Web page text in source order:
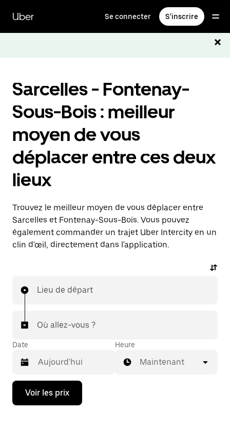
contenu
principal
Uber Se connecter S'inscrire
Sarcelles - Fontenay-
Sous-Bois : meilleur
moyen de vous
déplacer entre ces deux
lieux
Trouvez le meilleur moyen de vous déplacer entre
Sarcelles et Fontenay-Sous-Bois. Vous pouvez
également commander un trajet Uber Intercity en un
clin d'œil, directement dans l'application.
Lieu de départ
Où allez-vous ?
Date
Appuyez
la
Heure
Maintenant
Voir les prix